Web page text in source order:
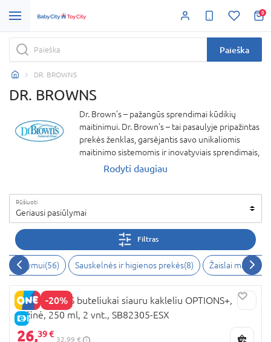
0
Paieška
DR. BROWNS
DR. BROWNS
Dr. Brown’s – pažangūs sprendimai kūdikių
maitinimui. Dr. Brown’s – tai pasaulyje pripažintas
prekės ženklas, garsėjantis savo unikaliomis
maitinimo sistemomis ir inovatyviais sprendimais,
skirtais kūdikių sveikatai ir gerovei užtikrinti. Šio
Brown’s misija – padėti tėvams užtikrinti sveiką ir
patogų maitinimą jų kūdikiams. Kiekvienas
produktas sukurtas remiantis medicininiu
požiūriu, todėl užtikrina aukščiausią kokybę,
saugumą ir veiksmingumą.
Rodyti daugiau
Rūšiuoti
Geriausi pasiūlymai
Filtras
ir žindymui(56) Sauskelnės ir higienos prekės(8) Žaislai
-20%
E-KAINA
DR. BROWNS buteliukai siauru kakleliu OPTIONS+,
rožinė, 250 ml, 2 vnt., SB82305-ESX
26,39 €
32,99 €